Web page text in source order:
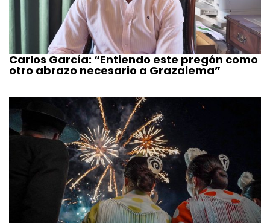
Carlos García: “Entiendo este pregón como
otro abrazo necesario a Grazalema”